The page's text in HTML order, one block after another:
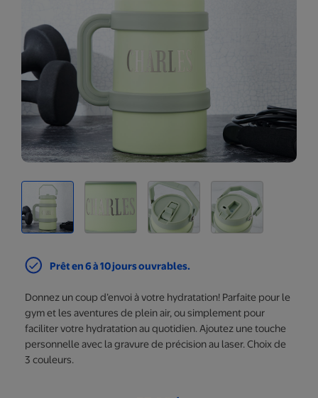
Prêt en 6 à 10 jours ouvrables.
Donnez un coup d’envoi à votre hydratation! Parfaite pour le
gym et les aventures de plein air, ou simplement pour
faciliter votre hydratation au quotidien. Ajoutez une touche
personnelle avec la gravure de précision au laser. Choix de
3 couleurs.